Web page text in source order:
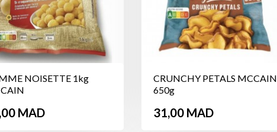
NOISETTE 1kg
MAD
CRUNCHY PETALS MCCAIN
650g
Prix
31,00 MAD